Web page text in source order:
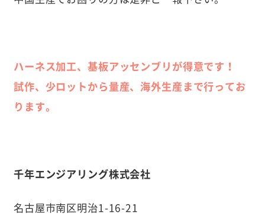
ハーネス加工、基板アッセンブリが得意です！
試作、少ロットから量産、海外生産まで行ってお
ります。
千年エンジアリング株式会社
名古屋市南区明治1-16-21